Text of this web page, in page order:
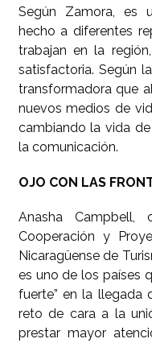
Según Zamora, es
hecho a diferentes
trabajan en la
satisfactoria. Según
transformadora que
nuevos medios de
cambiando la vida
la comunicación.
OJO CON LAS
Anasha Campbell,
Cooperación y
Nicaragüense de
es uno de los países
fuerte” en la llegada
reto de cara a la
prestar mayor